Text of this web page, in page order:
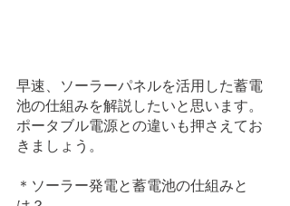
早速、ソーラーパネルを活用した蓄電
池の仕組みを解説したいと思います。
ポータブル電源との違いも押さえてお
きましょう。
＊ソーラー発電と蓄電池の仕組みと